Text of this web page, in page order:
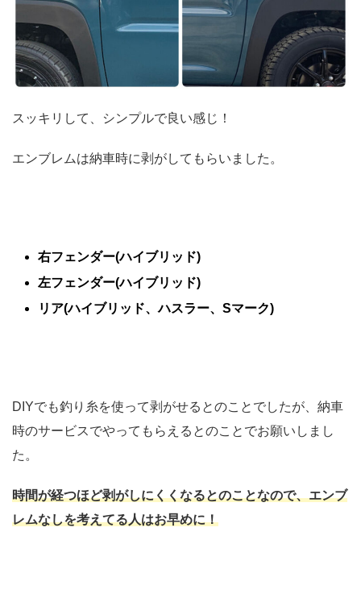
スッキリして、シンプルで良い感じ！
エンブレムは納車時に剥がしてもらいました。
右フェンダー(ハイブリッド)
左フェンダー(ハイブリッド)
リア(ハイブリッド、ハスラー、Sマーク)
DIYでも釣り糸を使って剥がせるとのことでしたが、納車
時のサービスでやってもらえるとのことでお願いしまし
た。
時間が経つほど剥がしにくくなるとのことなので、エンブ
レムなしを考えてる人はお早めに！